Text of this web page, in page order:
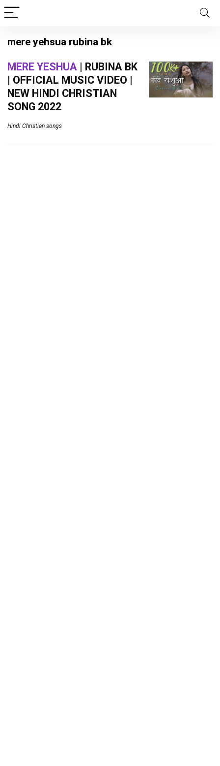
mere yehsua rubina bk
MERE YESHUA | RUBINA BK
| OFFICIAL MUSIC VIDEO |
NEW HINDI CHRISTIAN
SONG 2022
Hindi Christian songs